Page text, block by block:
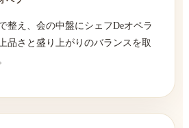
整え、会の中盤にシェフDeオペラ
品さと盛り上がりのバランスを取